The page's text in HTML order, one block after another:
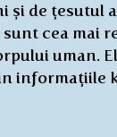
și de țesutul
cea mai
uman.
informațiile